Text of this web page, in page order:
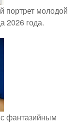
портрет молодой
2026 года.
фантазийным